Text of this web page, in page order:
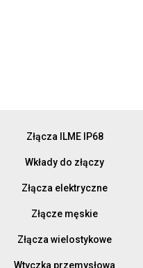
Złącza ILME IP68
Wkłady do złączy
Złącza elektryczne
Złącze męskie
Złącza wielostykowe
Wtyczka przemysłowa